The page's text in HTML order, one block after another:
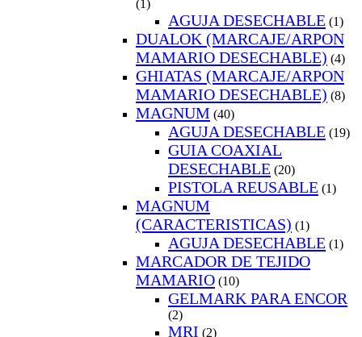
(1)
AGUJA DESECHABLE (1)
DUALOK (MARCAJE/ARPON
MAMARIO DESECHABLE) (4)
GHIATAS (MARCAJE/ARPON
MAMARIO DESECHABLE) (8)
MAGNUM (40)
AGUJA DESECHABLE (19)
GUIA COAXIAL
DESECHABLE (20)
PISTOLA REUSABLE (1)
MAGNUM
(CARACTERISTICAS) (1)
AGUJA DESECHABLE (1)
MARCADOR DE TEJIDO
MAMARIO (10)
GELMARK PARA ENCOR
(2)
MRI (2)